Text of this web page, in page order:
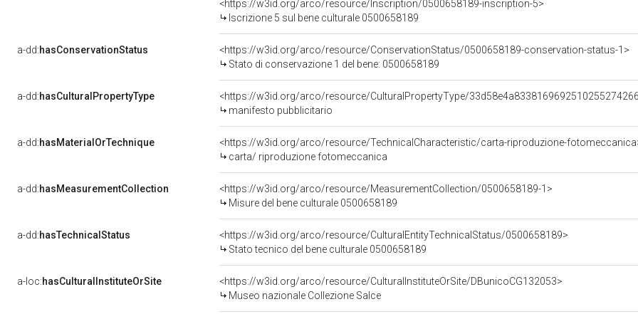
<https://w3id.org/arco/resource/Inscription/0500658189-inscription-5>
Iscrizione 5 sul bene culturale 0500658189
a-dd:hasConservationStatus
<https://w3id.org/arco/resource/ConservationStatus/0500658189-conservation-status-1>
Stato di conservazione 1 del bene: 0500658189
a-dd:hasCulturalPropertyType
<https://w3id.org/arco/resource/CulturalPropertyType/
manifesto pubblicitario
a-dd:hasMaterialOrTechnique
<https://w3id.org/arco/resource/TechnicalCharacteristic/carta-riproduzione-
carta/ riproduzione fotomeccanica
a-dd:hasMeasurementCollection
<https://w3id.org/arco/resource/MeasurementCollection/0500658189-1>
Misure del bene culturale 0500658189
a-dd:hasTechnicalStatus
<https://w3id.org/arco/resource/CulturalEntityTechnicalStatus/0500658189>
Stato tecnico del bene culturale 0500658189
a-loc:hasCulturalInstituteOrSite
<https://w3id.org/arco/resource/CulturalInstituteOrSite/DBunicoCG132053>
Museo nazionale Collezione Salce